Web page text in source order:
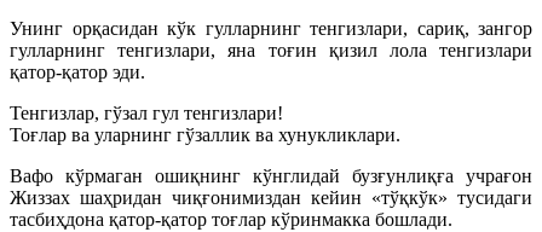
Унинг орқасидан кўк гулларнинг тенгизлари, сариқ, зангор
гулларнинг тенгизлари, яна тоғин қизил лола тенгизлари
қатор-қатор эди.
Тенгизлар, гўзал гул тенгизлари!
Тоғлар ва уларнинг гўзаллик ва хунукликлари.
Вафо кўрмаган ошиқнинг кўнглидай бузғунлиқға учрағон
Жиззах шаҳридан чиқғонимиздан кейин «тўқкўк» тусидаги
тасбиҳдона қатор-қатор тоғлар кўринмакка бошлади.